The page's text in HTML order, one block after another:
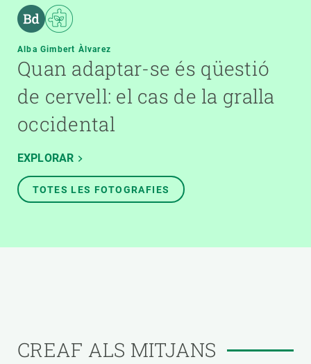
Alba Gimbert Àlvarez
Quan adaptar-se és qüestió
de cervell: el cas de la gralla
occidental
EXPLORAR
TOTES LES FOTOGRAFIES
CREAF ALS MITJANS